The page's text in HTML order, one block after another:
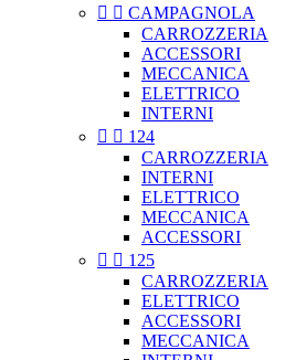
  CAMPAGNOLA
CARROZZERIA
ACCESSORI
MECCANICA
ELETTRICO
INTERNI
  124
CARROZZERIA
INTERNI
ELETTRICO
MECCANICA
ACCESSORI
  125
CARROZZERIA
ELETTRICO
ACCESSORI
MECCANICA